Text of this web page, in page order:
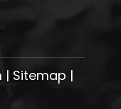
| Sitemap |